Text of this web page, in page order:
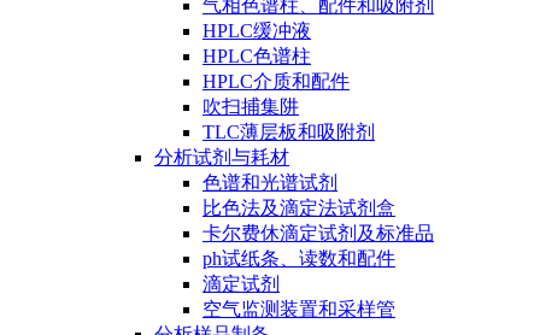
气相色谱柱、配件和吸附剂
HPLC缓冲液
HPLC色谱柱
HPLC介质和配件
吹扫捕集阱
TLC薄层板和吸附剂
分析试剂与耗材
色谱和光谱试剂
比色法及滴定法试剂盒
卡尔费休滴定试剂及标准品
ph试纸条、读数和配件
滴定试剂
空气监测装置和采样管